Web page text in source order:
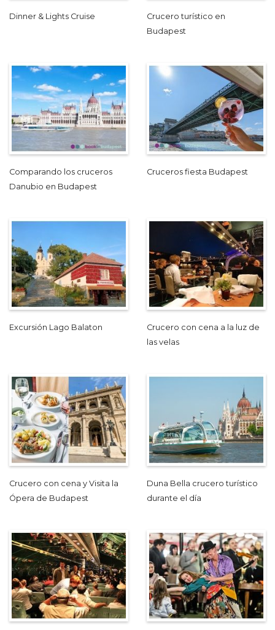
Dinner & Lights Cruise
Crucero turístico en
Budapest
Comparando los cruceros
Danubio en Budapest
Cruceros fiesta Budapest
Excursión Lago Balaton
Crucero con cena a la luz de
las velas
Crucero con cena y Visita la
Ópera de Budapest
Duna Bella crucero turístico
durante el día